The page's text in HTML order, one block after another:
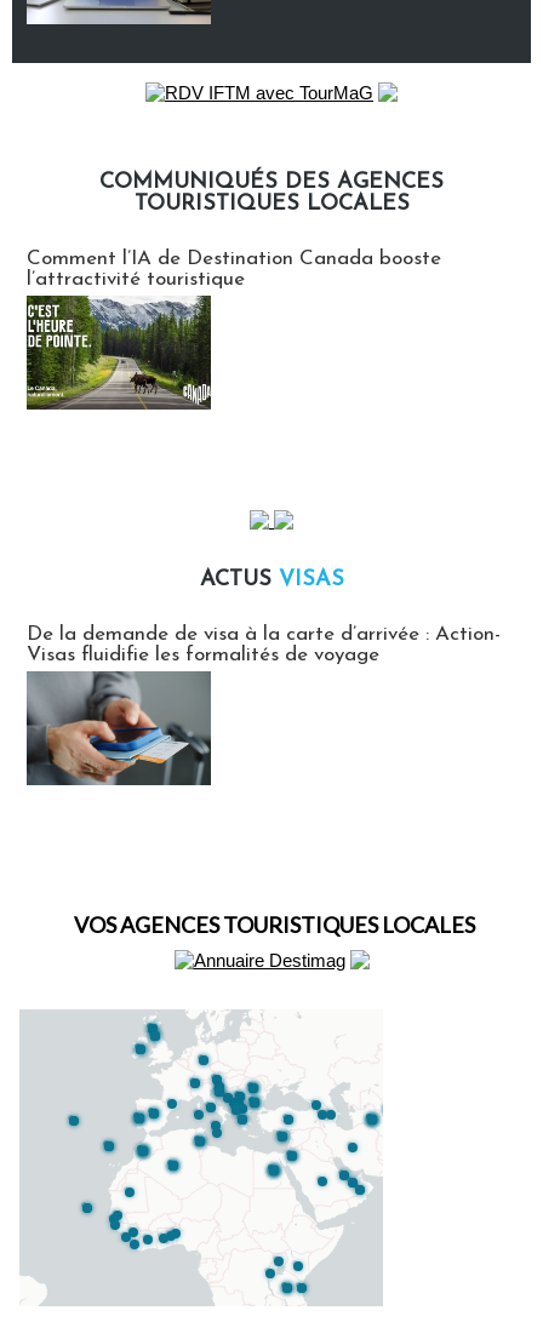
COMMUNIQUÉS DES AGENCES
TOURISTIQUES LOCALES
Comment l’IA de Destination Canada booste
l’attractivité touristique
ACTUS VISAS
De la demande de visa à la carte d’arrivée : Action-
Visas fluidifie les formalités de voyage
VOS AGENCES TOURISTIQUES LOCALES